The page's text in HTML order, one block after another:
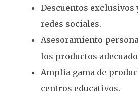
Descuentos exclusivos
redes sociales.
Asesoramiento
los productos
Amplia gama de
centros educativos.